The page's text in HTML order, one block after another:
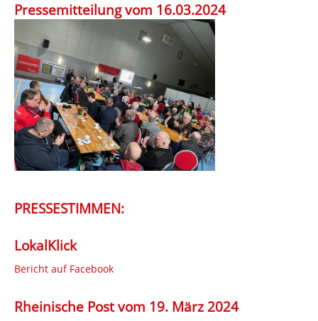
Pressemitteilung vom 16.03.2024
PRESSESTIMMEN:
LokalKlick
Bericht auf Facebook
Rheinische Post vom 19. März 2024